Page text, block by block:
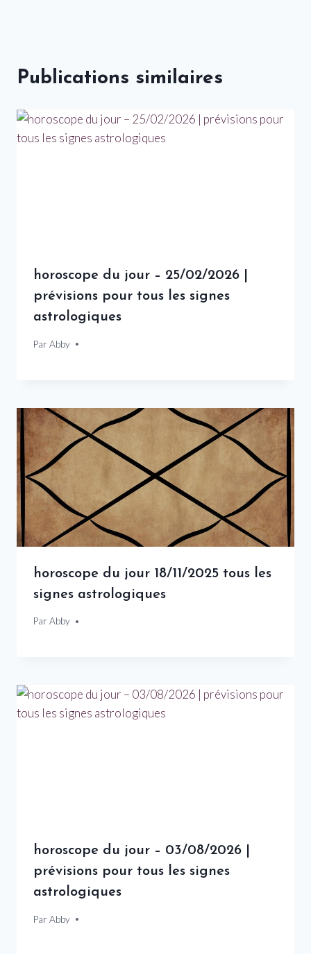
Publications similaires
horoscope du jour – 25/02/2026 |
prévisions pour tous les signes
astrologiques
Par Abby
25 février 2026
horoscope du jour 18/11/2025 tous les
signes astrologiques
Par Abby
18 novembre 2025
horoscope du jour – 03/08/2026 |
prévisions pour tous les signes
astrologiques
Par Abby
3 août 2026